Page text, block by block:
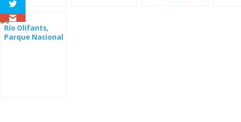
Río Olifants,
Parque Nacional